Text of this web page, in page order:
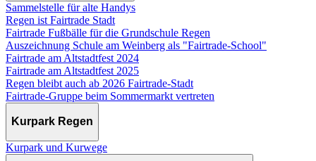
Sammelstelle für alte Handys
Regen ist Fairtrade Stadt
Fairtrade Fußbälle für die Grundschule Regen
Auszeichnung Schule am Weinberg als "Fairtrade-School"
Fairtrade am Altstadtfest 2024
Fairtrade am Altstadtfest 2025
Regen bleibt auch ab 2026 Fairtrade-Stadt
Fairtrade-Gruppe beim Sommermarkt vertreten
Kurpark Regen
Kurpark und Kurwege